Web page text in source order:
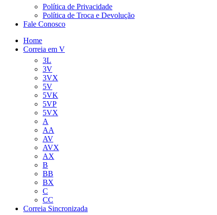
Política de Privacidade
Política de Troca e Devolução
Fale Conosco
Home
Correia em V
3L
3V
3VX
5V
5VK
5VP
5VX
A
AA
AV
AVX
AX
B
BB
BX
C
CC
Correia Sincronizada